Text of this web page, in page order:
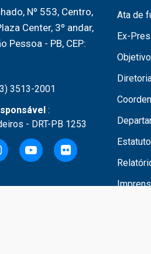
Nº 553, Centro,
Center, 3º andar,
Pessoa - PB, CEP:
3513-2001
:
- DRT-PB 1253
Ata de
Ex-
Objetivo
Estatuto